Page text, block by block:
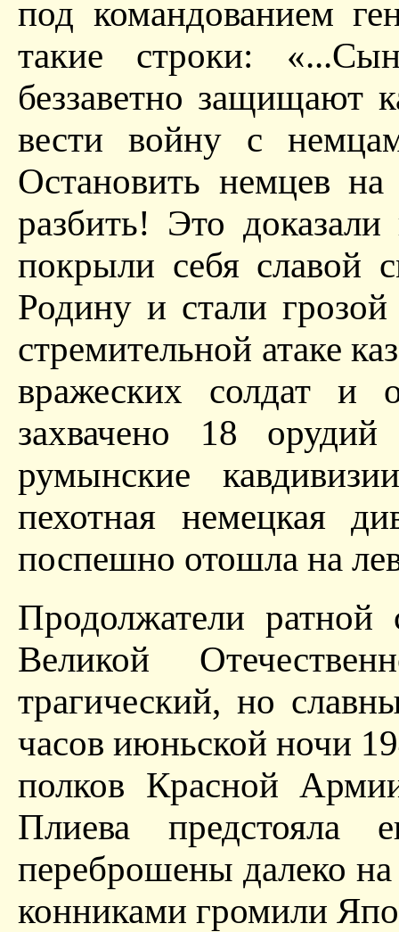
под командованием
такие строки:
беззаветно защищают
вести войну с
Остановить немцев
разбить! Это
покрыли себя славой
Родину и стали
стремительной атаке
вражеских солдат и
захвачено 18
румынские
пехотная немецкая
поспешно отошла на
Продолжатели
Великой
трагический, но
часов июньской ночи
полков Красной
Плиева
переброшены далеко
конниками громили